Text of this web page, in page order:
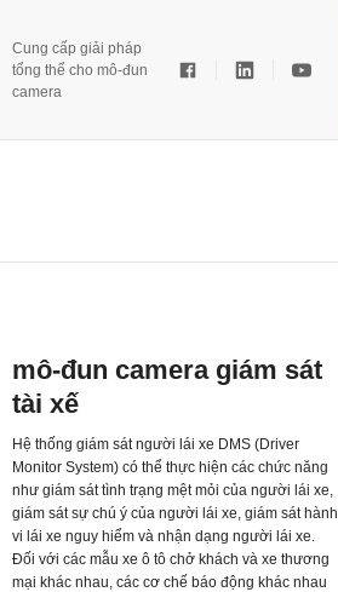
Cung cấp giải pháp
tổng thể cho mô-đun
camera
mô-đun camera giám sát
tài xế
Hệ thống giám sát người lái xe DMS (Driver
Monitor System) có thể thực hiện các chức năng
như giám sát tình trạng mệt mỏi của người lái xe,
giám sát sự chú ý của người lái xe, giám sát hành
vi lái xe nguy hiểm và nhận dạng người lái xe.
Đối với các mẫu xe ô tô chở khách và xe thương
mại khác nhau, các cơ chế báo động khác nhau